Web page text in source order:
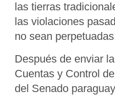
las tierras
las violaciones
no sean
Después de enviar
Cuentas y Control
del Senado